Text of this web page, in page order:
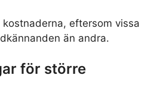
eftersom vissa
än andra.
för större